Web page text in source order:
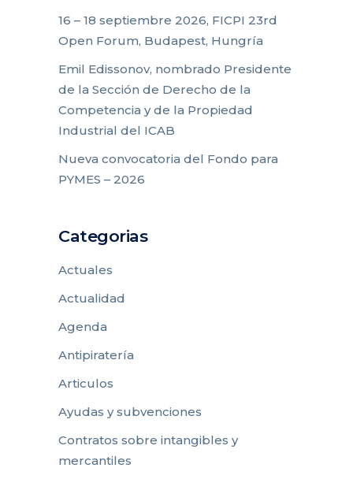
16 – 18 septiembre 2026, FICPI 23rd
Open Forum, Budapest, Hungría
Emil Edissonov, nombrado Presidente
de la Sección de Derecho de la
Competencia y de la Propiedad
Industrial del ICAB
Nueva convocatoria del Fondo para
PYMES – 2026
Categorias
Actuales
Actualidad
Agenda
Antipiratería
Articulos
Ayudas y subvenciones
Contratos sobre intangibles y
mercantiles